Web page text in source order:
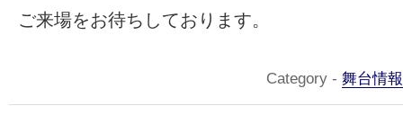
ご来場をお待ちしております。
Category - 舞台情報